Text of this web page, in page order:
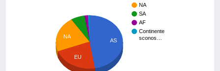
NA
SA
AF
Continente
sconos…
AS
NA
EU